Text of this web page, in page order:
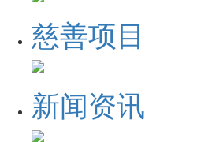
慈善项目
新闻资讯